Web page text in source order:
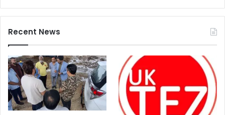
Recent News